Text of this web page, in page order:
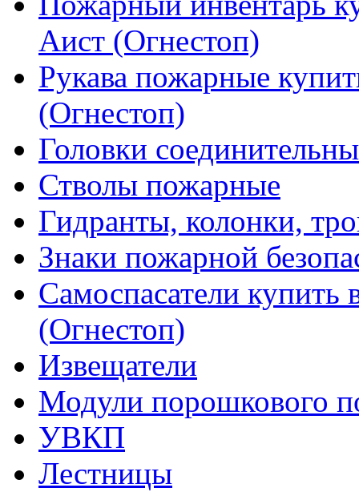
Аист (Огнестоп)
Рукава пожарные
(Огнестоп)
Головки
Стволы пожарные
Гидранты, колонки,
Знаки пожарной
Самоспасатели
(Огнестоп)
Извещатели
Модули порошкового
УВКП
Лестницы